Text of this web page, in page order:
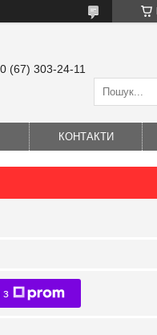
(67) 303-24-11
КОНТАКТИ
з